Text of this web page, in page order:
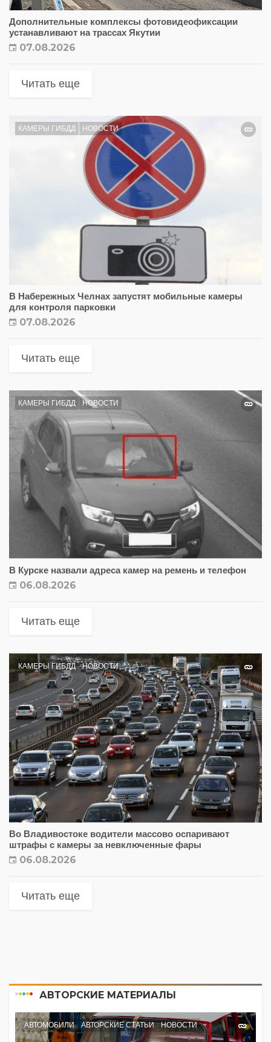
Дополнительные комплексы фотовидеофиксации
устанавливают на трассах Якутии
07.08.2026
Читать еще
КАМЕРЫ ГИБДД НОВОСТИ
В Набережных Челнах запустят мобильные камеры
для контроля парковки
07.08.2026
Читать еще
КАМЕРЫ ГИБДД НОВОСТИ
В Курске назвали адреса камер на ремень и телефон
06.08.2026
Читать еще
КАМЕРЫ ГИБДД НОВОСТИ
Во Владивостоке водители массово оспаривают
штрафы с камеры за невключенные фары
06.08.2026
Читать еще
АВТОРСКИЕ МАТЕРИАЛЫ
АВТОМОБИЛИ АВТОРСКИЕ СТАТЬИ НОВОСТИ